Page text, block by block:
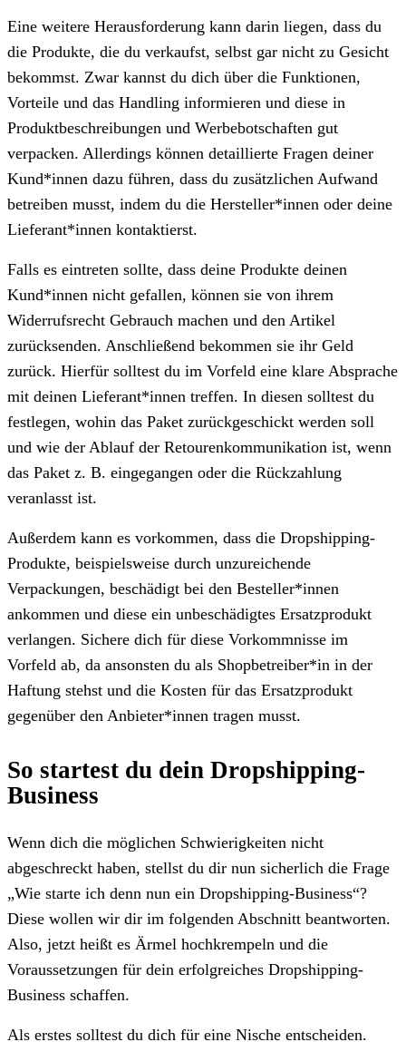
Eine weitere Herausforderung kann darin liegen, dass du
die Produkte, die du verkaufst, selbst gar nicht zu Gesicht
bekommst. Zwar kannst du dich über die Funktionen,
Vorteile und das Handling informieren und diese in
Produktbeschreibungen und Werbebotschaften gut
verpacken. Allerdings können detaillierte Fragen deiner
Kund*innen dazu führen, dass du zusätzlichen Aufwand
betreiben musst, indem du die Hersteller*innen oder deine
Lieferant*innen kontaktierst.
Falls es eintreten sollte, dass deine Produkte deinen
Kund*innen nicht gefallen, können sie von ihrem
Widerrufsrecht Gebrauch machen und den Artikel
zurücksenden. Anschließend bekommen sie ihr Geld
zurück. Hierfür solltest du im Vorfeld eine klare Absprache
mit deinen Lieferant*innen treffen. In diesen solltest du
festlegen, wohin das Paket zurückgeschickt werden soll
und wie der Ablauf der Retourenkommunikation ist, wenn
das Paket z. B. eingegangen oder die Rückzahlung
veranlasst ist.
Außerdem kann es vorkommen, dass die Dropshipping-
Produkte, beispielsweise durch unzureichende
Verpackungen, beschädigt bei den Besteller*innen
ankommen und diese ein unbeschädigtes Ersatzprodukt
verlangen. Sichere dich für diese Vorkommnisse im
Vorfeld ab, da ansonsten du als Shopbetreiber*in in der
Haftung stehst und die Kosten für das Ersatzprodukt
gegenüber den Anbieter*innen tragen musst.
So startest du dein Dropshipping-
Business
Wenn dich die möglichen Schwierigkeiten nicht
abgeschreckt haben, stellst du dir nun sicherlich die Frage
„Wie starte ich denn nun ein Dropshipping-Business“?
Diese wollen wir dir im folgenden Abschnitt beantworten.
Also, jetzt heißt es Ärmel hochkrempeln und die
Voraussetzungen für dein erfolgreiches Dropshipping-
Business schaffen.
Als erstes solltest du dich für eine Nische entscheiden.